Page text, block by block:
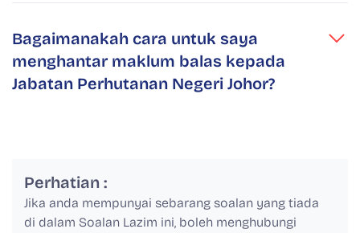
Bagaimanakah cara untuk saya
menghantar maklum balas kepada
Jabatan Perhutanan Negeri Johor?
Perhatian :
Jika anda mempunyai sebarang soalan yang tiada
di dalam Soalan Lazim ini, boleh menghubungi